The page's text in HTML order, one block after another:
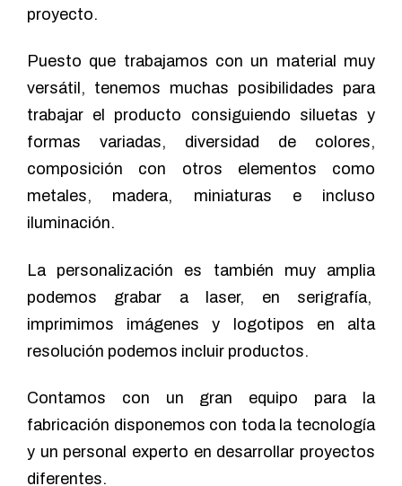
proyecto.
Puesto que trabajamos con un material muy
versátil, tenemos muchas posibilidades para
trabajar el producto consiguiendo siluetas y
formas variadas, diversidad de colores,
composición con otros elementos como
metales, madera, miniaturas e incluso
iluminación.
La personalización es también muy amplia
podemos grabar a laser, en serigrafía,
imprimimos imágenes y logotipos en alta
resolución podemos incluir productos.
Contamos con un gran equipo para la
fabricación disponemos con toda la tecnología
y un personal experto en desarrollar proyectos
diferentes.